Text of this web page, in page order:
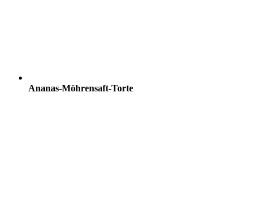
Ananas-Möhrensaft-Torte